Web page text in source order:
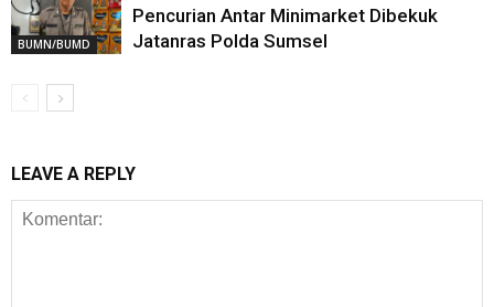
BUMN/BUMD
Pencurian Antar Minimarket Dibekuk
Jatanras Polda Sumsel
LEAVE A REPLY